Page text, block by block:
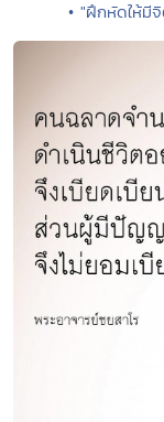
• "ฝึกหัดให้มี